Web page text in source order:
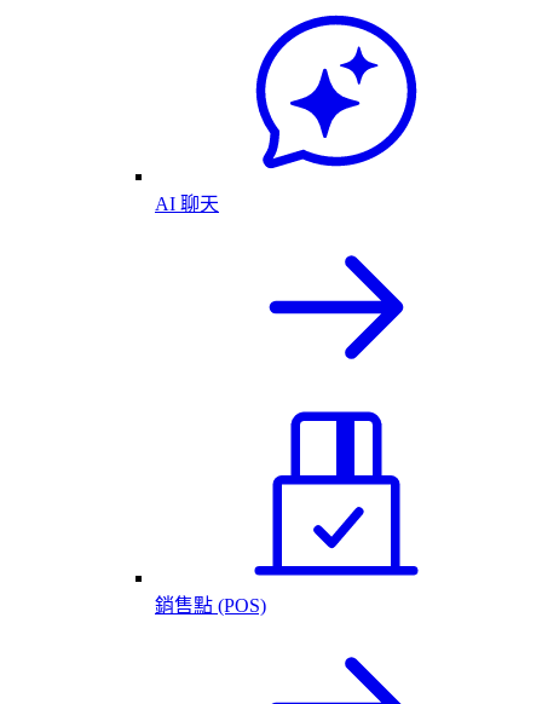
AI 聊天
銷售點 (POS)